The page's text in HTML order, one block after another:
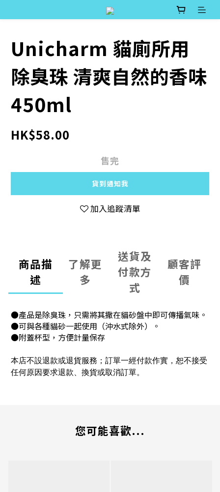
Unicharm 貓廁所用
除臭珠 清爽自然的香味
450ml
HK$58.00
售完
貨到通知我
加入追蹤清單
商品描
述
了解更
多
送貨及
付款方
式
顧客評
價
●產品是除臭珠，只需將其撒在貓砂盤中即可傳播氣味。
●可與各種貓砂一起使用（沖水式除外）。
●附蓋杯型，方便計量保存
本店不設退款或退貨服務；訂單一經付款作實，恕不接受
任何原因要求退款、換貨或取消訂單。
您可能喜歡...